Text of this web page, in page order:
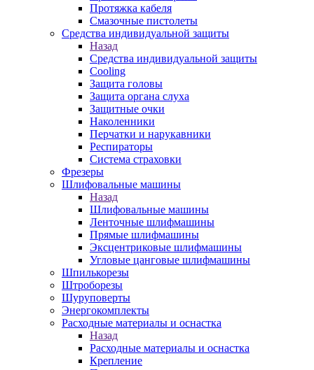
Протяжка кабеля
Смазочные пистолеты
Средства индивидуальной защиты
Назад
Средства индивидуальной защиты
Cooling
Защита головы
Защита органа слуха
Защитные очки
Наколенники
Перчатки и нарукавники
Респираторы
Система страховки
Фрезеры
Шлифовальные машины
Назад
Шлифовальные машины
Ленточные шлифмашины
Прямые шлифмашины
Эксцентриковые шлифмашины
Угловые цанговые шлифмашины
Шпилькорезы
Штроборезы
Шуруповерты
Энергокомплекты
Расходные материалы и оснастка
Назад
Расходные материалы и оснастка
Крепление